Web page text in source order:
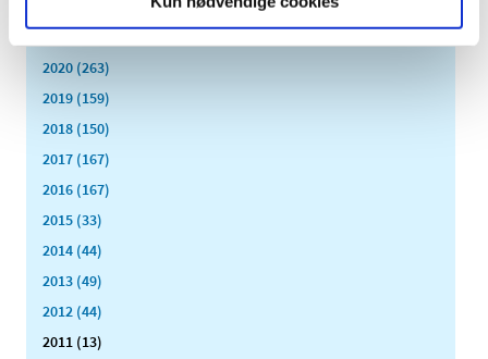
2020 (263)
2019 (159)
2018 (150)
2017 (167)
2016 (167)
2015 (33)
2014 (44)
2013 (49)
2012 (44)
2011 (13)